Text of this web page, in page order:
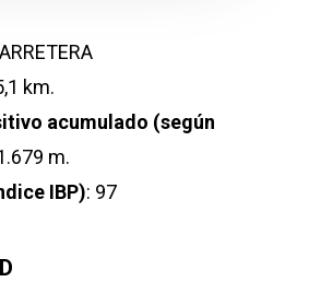
km.
acumulado (según
m.
IBP): 97